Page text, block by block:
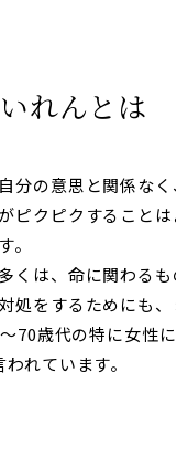
れんとは
分の意思と関係な
ピクピクすること
。
くは、命に関わる
処をするためにも
70歳代の特に女性
れています。